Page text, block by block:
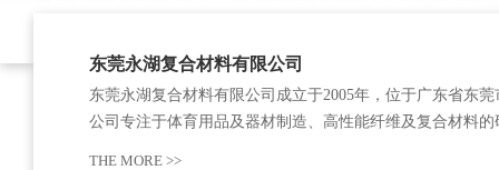
东莞永湖复合材料有限公司
东莞永湖复合材料有限公司成立于2005年，位于广东省东莞
公司专注于体育用品及器材制造、高性能纤维及复合材料的
THE MORE >>